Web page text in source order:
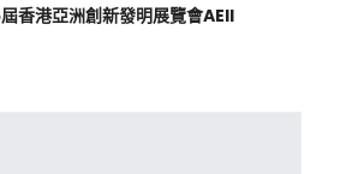
香港亞洲創新發明展覽會AEII